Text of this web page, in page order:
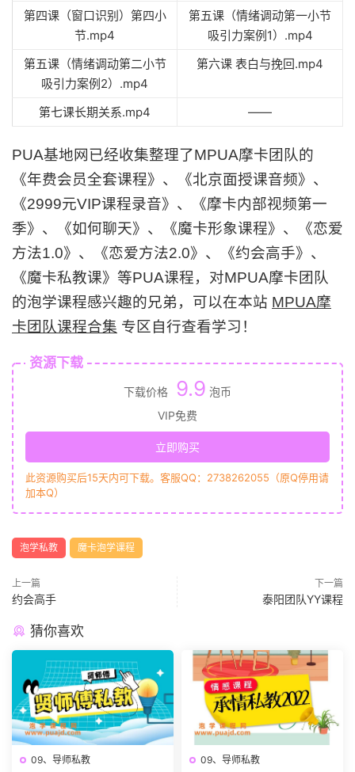
第四课（窗口识别）第四小
节.mp4
第五课（情绪调动第一小节
吸引力案例1）.mp4
第五课（情绪调动第二小节
吸引力案例2）.mp4
第六课 表白与挽回.mp4
第七课长期关系.mp4 ——
PUA基地网已经收集整理了MPUA摩卡团队的
《年费会员全套课程》、《北京面授课音频》、
《2999元VIP课程录音》、《摩卡内部视频第一
季》、《如何聊天》、《魔卡形象课程》、《恋爱
方法1.0》、《恋爱方法2.0》、《约会高手》、
《魔卡私教课》等PUA课程，对MPUA摩卡团队
的泡学课程感兴趣的兄弟，可以在本站 MPUA摩
卡团队课程合集 专区自行查看学习！
资源下载
下载价格 9.9 泡币
VIP免费
立即购买
此资源购买后15天内可下载。客服QQ：2738262055（原Q停用请
加本Q）
泡学私教 魔卡泡学课程
上一篇
约会高手
下一篇
泰阳团队YY课程
猜你喜欢
09、导师私教 09、导师私教